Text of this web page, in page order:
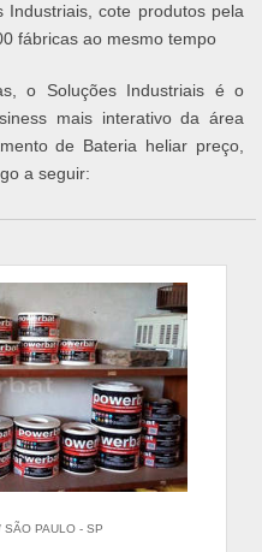
cote produtos pela
fábricas ao mesmo tempo
o Soluções Industriais é o
mais interativo da área
de Bateria heliar preço,
a seguir:
SÃO PAULO - SP